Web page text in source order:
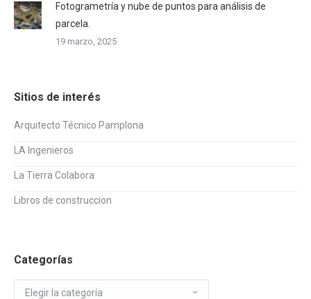
Fotogrametría y nube de puntos para análisis de
parcela.
19 marzo, 2025
Sitios de interés
Arquitecto Técnico Pamplona
LA Ingenieros
La Tierra Colabora
Libros de construccion
Categorías
Categorías